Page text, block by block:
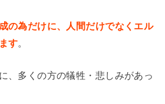
の為だけに、人間だけでなくエル
す。
、多くの方の犠牲・悲しみがあっ